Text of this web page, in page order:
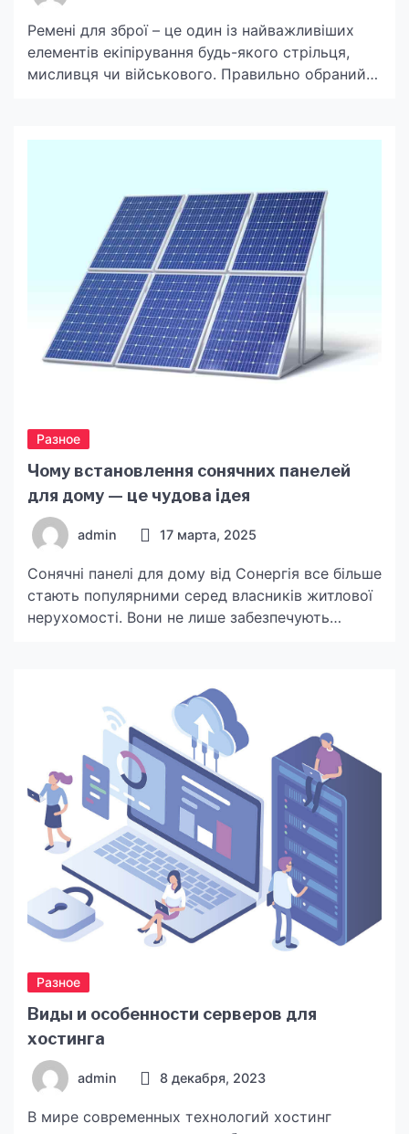
Ремені для зброї – це один із найважливіших
елементів екіпірування будь-якого стрільця,
мисливця чи військового. Правильно обраний
застосуванню. У цій статті ми розглянемо
відповідав вашим потребам і гарантував […]
Разное
Чому встановлення сонячних панелей
для дому — це чудова ідея
admin 17 марта, 2025
Сонячні панелі для дому від Сонергія все більше
стають популярними серед власників житлової
нерухомості. Вони не лише забезпечують
встановлення сонячних панелей для дому є
вигідною та розумною інвестицією. Економія на
витратах на електроенергію Однією з головних
причин, чому […]
Разное
Виды и особенности серверов для
хостинга
admin 8 декабря, 2023
В мире современных технологий хостинг